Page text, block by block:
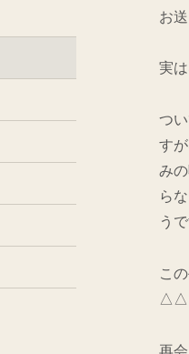
お
実
つ
す
み
ら
うで
こ
△△
再